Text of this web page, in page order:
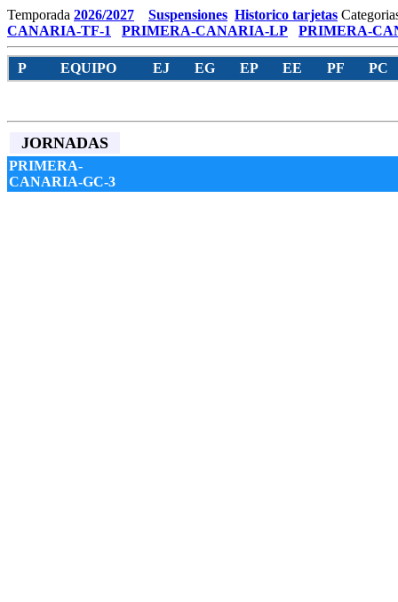
Temporada 2026/2027 Suspensiones Historico tarjetas
CANARIA-TF-1
PRIMERA-CANARIA-LP PRIMERA-
P EQUIPO EJ EG EP EE PF PC
JORNADAS
PRIMERA-
CANARIA-GC-3